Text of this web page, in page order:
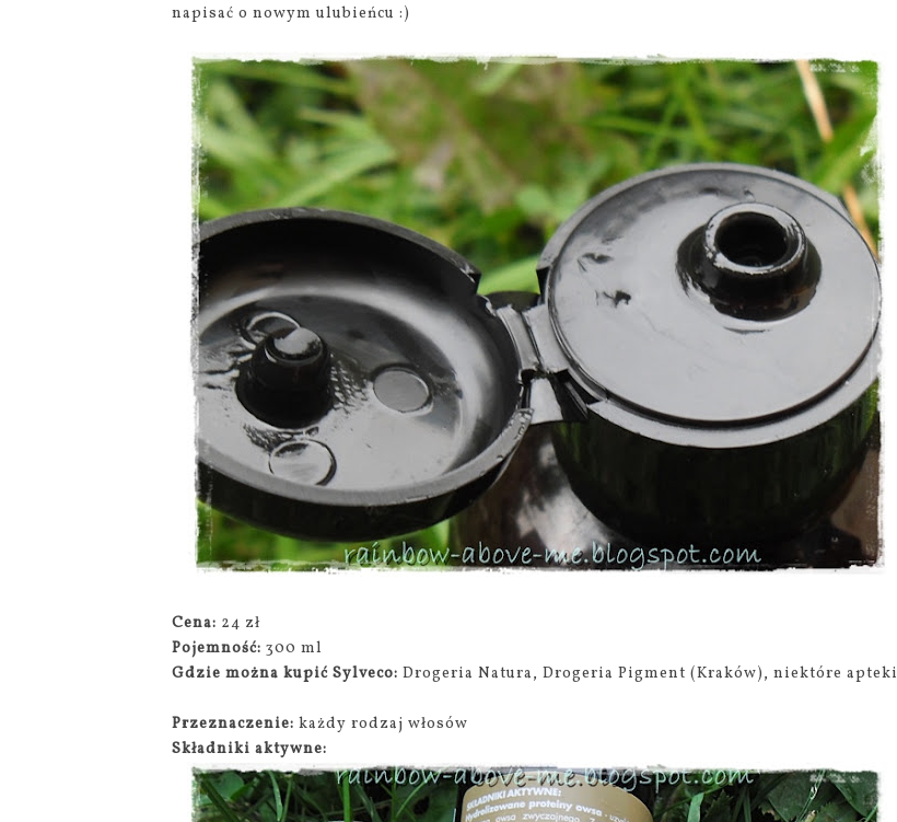
napisać o nowym ulubieńcu :)
Cena: 24 zł
Pojemność: 300 ml
Gdzie można kupić Sylveco: Drogeria Natura, Drogeria Pigment (Kraków), niektóre apteki
Przeznaczenie: każdy rodzaj włosów
Składniki aktywne: